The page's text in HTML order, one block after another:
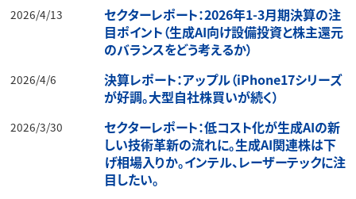
2026/4/13
セクターレポート：2026年1-3月期決算の注
目ポイント（生成AI向け設備投資と株主還元
のバランスをどう考えるか）
2026/4/6
決算レポート：アップル（iPhone17シリーズ
が好調。大型自社株買いが続く）
2026/3/30
セクターレポート：低コスト化が生成AIの新
しい技術革新の流れに。生成AI関連株は下
げ相場入りか。インテル、レーザーテックに注
目したい。